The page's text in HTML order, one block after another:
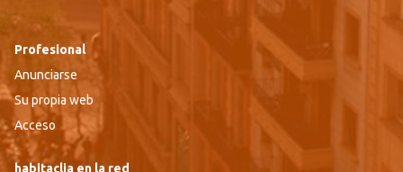
Profesional
Anunciarse
Su propia web
Acceso
habitaclia en la red